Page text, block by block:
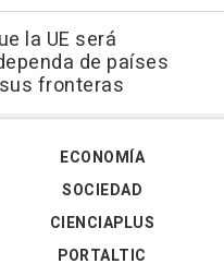
la UE será
de países
fronteras
ECONOMÍA
SOCIEDAD
CIENCIAPLUS
PORTALTIC